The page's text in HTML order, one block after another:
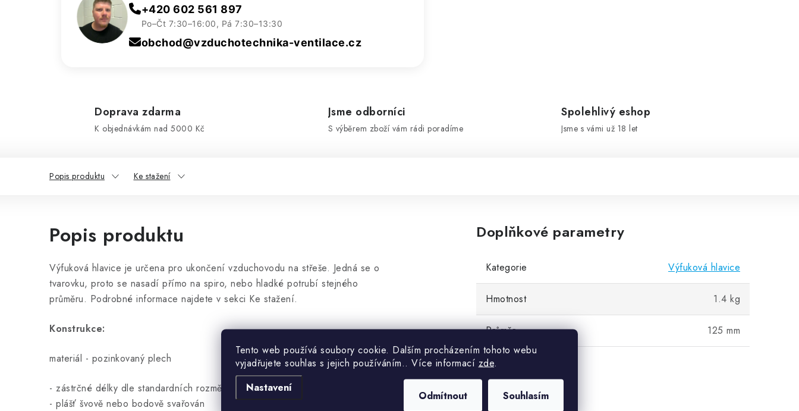
Tento web používá soubory cookie. Dalším procházením tohoto webu
vyjadřujete souhlas s jejich používáním.. Více informací zde.
Nastavení
Odmítnout Souhlasím
+420 602 561 897
Po–Čt 7:30–16:00, Pá 7:30–13:30
obchod@vzduchotechnika-ventilace.cz
Doprava zdarma
K objednávkám nad 5000 Kč
Jsme odborníci
S výběrem zboží vám rádi poradíme
Spolehlivý eshop
Jsme s vámi už 18 let
Popis produktu Ke stažení
Popis produktu
Výfuková hlavice je určena pro ukončení vzduchovodu na střeše. Jedná se o
tvarovku, proto se nasadí přímo na spiro, nebo hladké potrubí stejného
průměru. Podrobné informace najdete v sekci Ke stažení.
Konstrukce:
materiál - pozinkovaný plech
- zástrčné délky dle standardních rozměrů
- plášť švově nebo bodově svařován
Doplňkové parametry
Kategorie Výfuková hlavice
Hmotnost 1.4 kg
Průměr 125 mm